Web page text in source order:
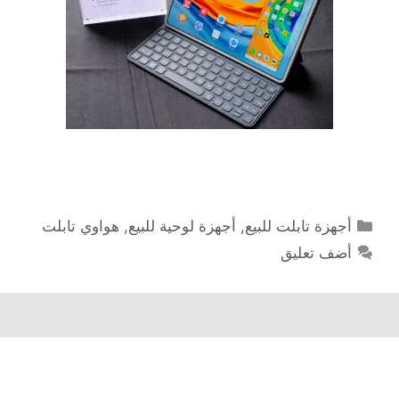
التصنيفات
أجهزة تابلت للبيع, أجهزة لوحية للبيع, هواوي تابلت
أضف تعليق